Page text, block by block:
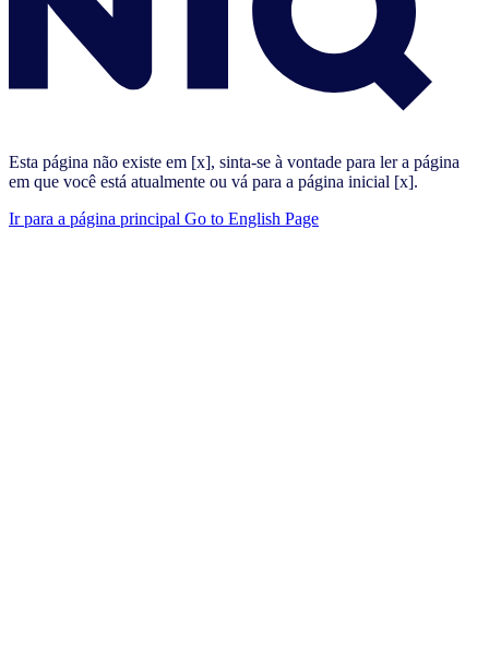
Esta página não existe em [x], sinta-se à vontade para ler a página
em que você está atualmente ou vá para a página inicial [x].
Ir para a página principal Go to English Page